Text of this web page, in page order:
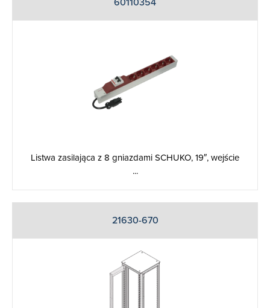
Listwa zasilająca z 8 gniazdami SCHUKO, 19″, wejście
...
21630-670